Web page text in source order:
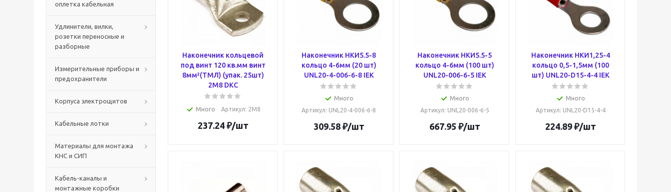
оплетка кабельная
Удлинители, вилки,
розетки переносные и
разборные
Измерительные приборы и
предохранители
Корпуса электрощитов
Кабельные лотки
Материалы для монтажа
КНС и СИП
Кабель-каналы и
монтажные коробки
Наконечник кольцевой
под винт 120 кв.мм винт
8мм²(ТМЛ) (упак. 25шт)
2M8 DKC
Много Артикул: 2M8
237.24₽/шт
Наконечник НКИ5.5-8
кольцо 4-6мм (20 шт)
UNL20-4-006-6-8 IEK
Много
Артикул: UNL20-4-006-6-8
309.58₽/шт
Наконечник НКИ5.5-5
кольцо 4-6мм (100 шт)
UNL20-006-6-5 IEK
Много
Артикул: UNL20-006-6-5
667.95 ₽/шт
Наконечник НКИ1,25-4
кольцо 0,5-1,5мм (100
шт) UNL20-D15-4-4 IEK
Много
Артикул: UNL20-D15-4-4
224.89₽/шт